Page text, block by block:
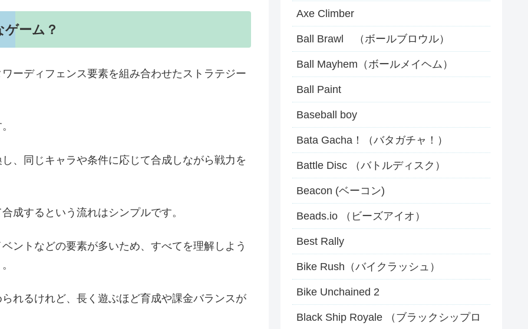
ーム？
ーディフェンス要素を組み合わせたストラテジー
、同じキャラや条件に応じて合成しながら戦力を
成するという流れはシンプルです。
ントなどの要素が多いため、すべてを理解しよう
れるけれど、長く遊ぶほど育成や課金バランスが
Axe Climber
Ball Brawl （ボールブロウル）
Ball Mayhem（ボールメイヘム）
Ball Paint
Baseball boy
Bata Gacha！（バタガチャ！）
Battle Disc （バトルディスク）
Beacon (ベーコン)
Beads.io （ビーズアイオ）
Best Rally
Bike Rush（バイクラッシュ）
Bike Unchained 2
Black Ship Royale （ブラックシップロ